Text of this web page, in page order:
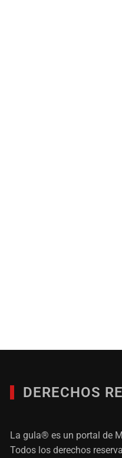
DERECHOS
La gula® es un portal de
Todos los derechos